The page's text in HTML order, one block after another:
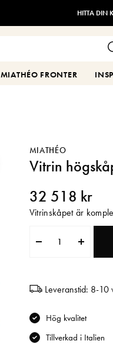
HITTA DIN
MIATHÉO FRONTER
MIATHÉO
Vitrin
32 518 kr
Vitrinskåpet är
Leveranstid: 8-10
Hög kvalitet
Tillverkad i Italien